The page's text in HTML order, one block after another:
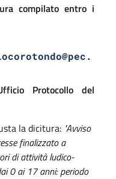
compilato entro i
Protocollo del
la dicitura: "Avviso
finalizzato a
di attività ludico-
0 ai 17 anni: periodo